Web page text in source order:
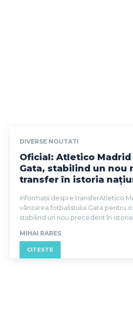
DIVERSE NOUTATI
Oficial: Atletico
Gata, stabilind un nou
transfer în istoria
informații despre transferAtletico
vânzarea fotbalistului Gata pentru
stabilind un nou precedent în istoria
MIHAI RARES
CITESTE